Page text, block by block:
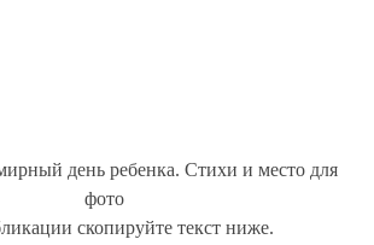
день ребенка. Стихи и место для
фото
скопируйте текст ниже.